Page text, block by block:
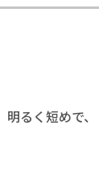
明るく短めで